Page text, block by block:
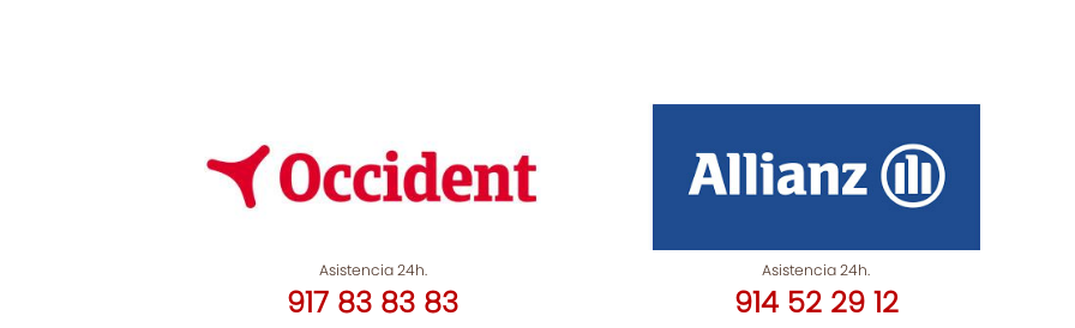
Asistencia 24h.
917 83 83 83
Asistencia 24h.
914 52 29 12